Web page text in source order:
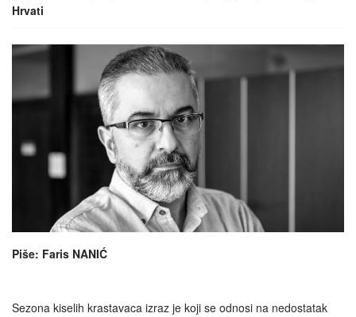
o
Hrvati
Piše: Faris NANIĆ
Sezona kiselih krastavaca izraz je koji se odnosi na nedostatak